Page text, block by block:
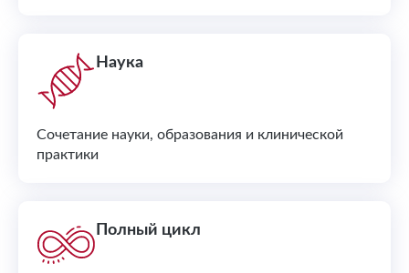
Наука
Сочетание науки, образования и клинической
практики
Полный цикл